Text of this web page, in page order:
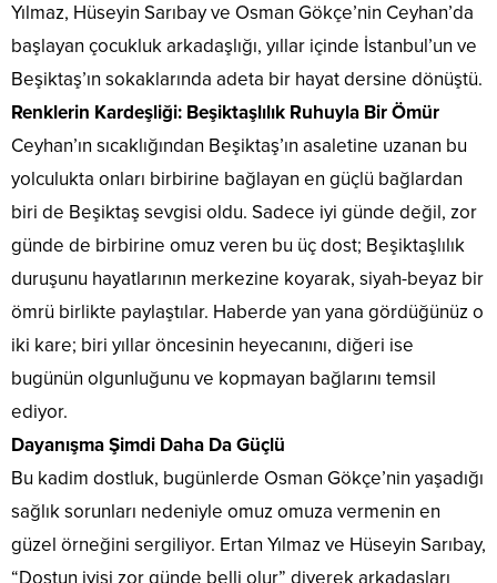
Yılmaz, Hüseyin Sarıbay ve Osman Gökçe’nin Ceyhan’da
başlayan çocukluk arkadaşlığı, yıllar içinde İstanbul’un ve
Beşiktaş’ın sokaklarında adeta bir hayat dersine dönüştü.
​Renklerin Kardeşliği: Beşiktaşlılık Ruhuyla Bir Ömür
​Ceyhan’ın sıcaklığından Beşiktaş’ın asaletine uzanan bu
yolculukta onları birbirine bağlayan en güçlü bağlardan
biri de Beşiktaş sevgisi oldu. Sadece iyi günde değil, zor
günde de birbirine omuz veren bu üç dost; Beşiktaşlılık
duruşunu hayatlarının merkezine koyarak, siyah-beyaz bir
ömrü birlikte paylaştılar. Haberde yan yana gördüğünüz o
iki kare; biri yıllar öncesinin heyecanını, diğeri ise
bugünün olgunluğunu ve kopmayan bağlarını temsil
ediyor.
​Dayanışma Şimdi Daha Da Güçlü
​Bu kadim dostluk, bugünlerde Osman Gökçe’nin yaşadığı
sağlık sorunları nedeniyle omuz omuza vermenin en
güzel örneğini sergiliyor. Ertan Yılmaz ve Hüseyin Sarıbay,
“Dostun iyisi zor günde belli olur” diyerek arkadaşları